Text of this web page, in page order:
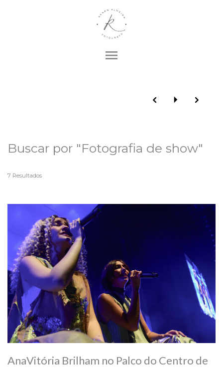
menu
Buscar por "Fotografia de show"
7 Resultados
AnaVitória Brilham no Palco do Centro de